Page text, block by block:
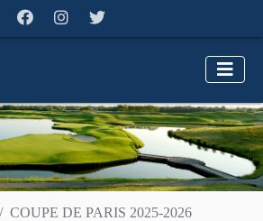
COUPE DE PARIS 2025-2026